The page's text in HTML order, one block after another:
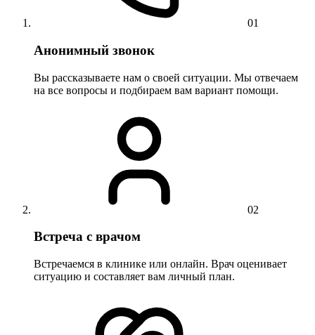
01
Анонимный звонок
Вы рассказываете нам о своей ситуации. Мы отвечаем
на все вопросы и подбираем вам вариант помощи.
02
Встреча с врачом
Встречаемся в клинике или онлайн. Врач оценивает
ситуацию и составляет вам личный план.